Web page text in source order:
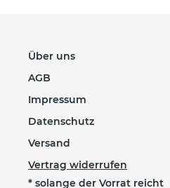
Über uns
AGB
Impressum
Datenschutz
Versand
Vertrag widerrufen
* solange der Vorrat reicht